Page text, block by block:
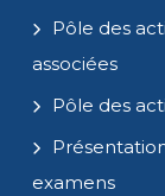
Pôle des
associées
Pôle des
examens